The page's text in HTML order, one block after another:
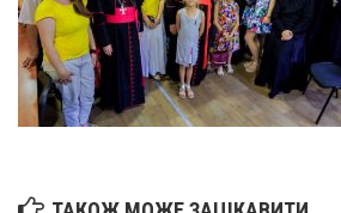
Харківщина
Полтавщина
Сумщина